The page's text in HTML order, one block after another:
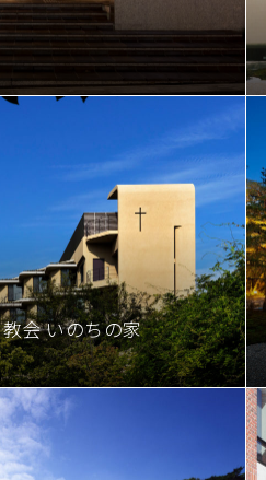
会 いのちの家